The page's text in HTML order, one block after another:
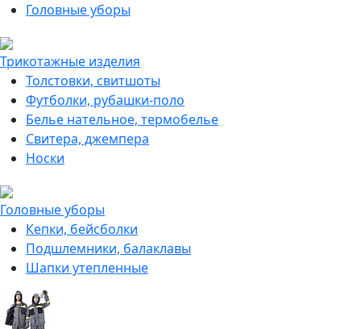
Головные уборы
Трикотажные изделия
Толстовки, свитшоты
Футболки, рубашки-поло
Белье нательное, термобелье
Свитера, джемпера
Носки
Головные уборы
Кепки, бейсболки
Подшлемники, балаклавы
Шапки утепленные